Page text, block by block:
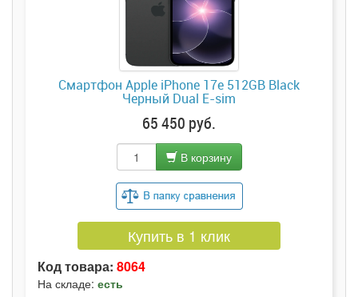
Смартфон Apple iPhone 17e 512GB Black
Черный Dual E-sim
65 450 руб.
В корзину
Купить в 1 клик
Код товара: 8064
На складе: есть